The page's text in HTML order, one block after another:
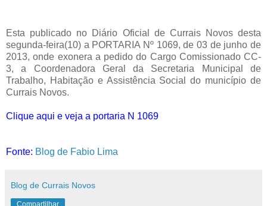
Esta publicado no Diário Oficial de Currais Novos desta
segunda-feira(10) a PORTARIA Nº 1069, de 03 de junho de
2013, onde exonera a pedido do Cargo Comissionado CC-
3, a Coordenadora Geral da Secretaria Municipal de
Trabalho, Habitação e Assistência Social do município de
Currais Novos.
Clique aqui e veja a portaria N 1069
Fonte: Blog de Fabio Lima
Blog de Currais Novos
Compartilhar